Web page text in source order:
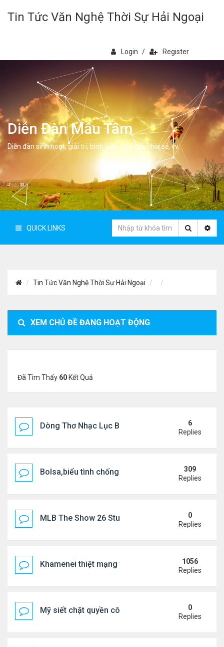
Tin Tức Văn Nghệ Thời Sự Hải Ngoại
Login / Register
Diễn Đàn Mẫu Tâm
Diễn đàn sinh hoạt, giải trí, bình luân, học hỏi, chia sẻ, vv.
QUICK LINKS
Tin Tức Văn Nghệ Thời Sự Hải Ngoại
XEM CHỦ ĐỀ ĐANG HOẠT ĐỘNG
Đã Tìm Thấy 60 Kết Quả
Dòng Thơ Nhạc Lục Bát Trích Đoạn - Gõ Google:
6
Replies
Bolsa,biểu tình chống ca nô.
309
Replies
MLB The Show 26 Stubs Tips for Efficient
0
Replies
Khamenei thiệt mạng trong cuộc tấn công phối
1056
Replies
Mỹ siết chặt quyền công dân theo nơi sinh, mở
0
Replies